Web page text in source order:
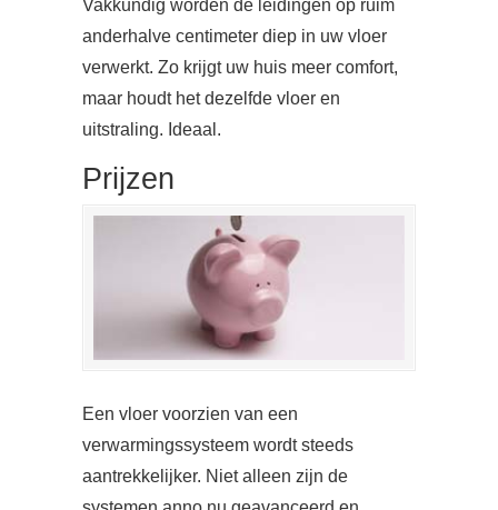
Vakkundig worden de leidingen op ruim
anderhalve centimeter diep in uw vloer
verwerkt. Zo krijgt uw huis meer comfort,
maar houdt het dezelfde vloer en
uitstraling. Ideaal.
Prijzen
Een vloer voorzien van een
verwarmingssysteem wordt steeds
aantrekkelijker. Niet alleen zijn de